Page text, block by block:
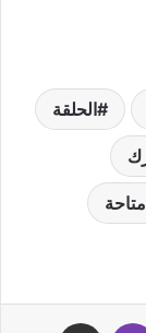
الحلقة
متاحة
ڤايبر